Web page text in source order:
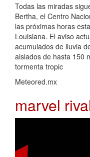
Todas las miradas
Bertha, el Centro
las próximas horas
Louisiana. El aviso
acumulados de lluvia
aislados de hasta 150
tormenta tropic
Meteored.mx
marvel